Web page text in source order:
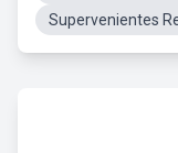
Supervenientes